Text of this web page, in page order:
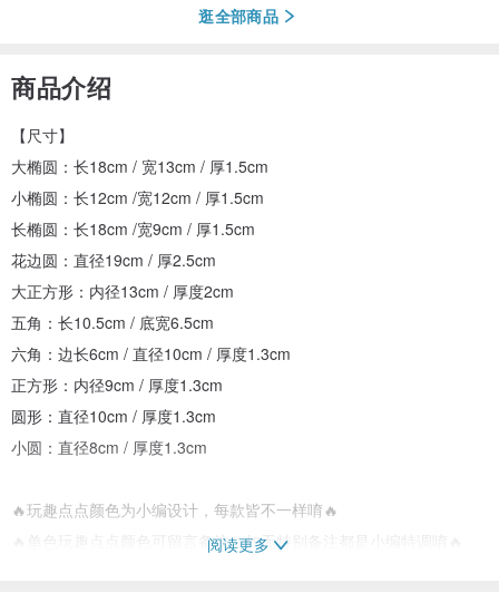
逛全部商品
商品介绍
【尺寸】
大椭圆：长18cm / 宽13cm / 厚1.5cm
小椭圆：长12cm /宽12cm / 厚1.5cm
长椭圆：长18cm /宽9cm / 厚1.5cm
花边圆：直径19cm / 厚2.5cm
大正方形：内径13cm / 厚度2cm
五角：长10.5cm / 底宽6.5cm
六角：边长6cm / 直径10cm / 厚度1.3cm
正方形：内径9cm / 厚度1.3cm
圆形：直径10cm / 厚度1.3cm
小圆：直径8cm / 厚度1.3cm
🔥玩趣点点颜色为小编设计，每款皆不一样唷🔥
🔥单色玩趣点点颜色可留言备注，如无特别备注都是小编特调唷🔥
阅读更多